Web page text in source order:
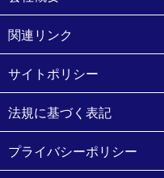
関連リンク
サイトポリシー
法規に基づく表記
プライバシーポリシー